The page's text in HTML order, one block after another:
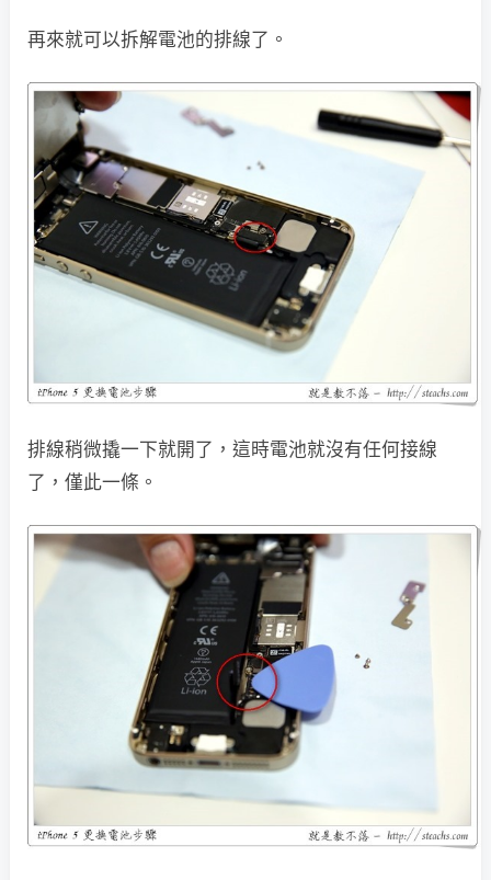
再來就可以拆解電池的排線了。
排線稍微撬一下就開了，這時電池就沒有任何接線
了，僅此一條。